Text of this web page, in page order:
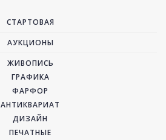
СТАРТОВАЯ
АУКЦИОНЫ
ЖИВОПИСЬ
ГРАФИКА
ФАРФОР
АНТИКВАРИАТ
ДИЗАЙН
ПЕЧАТНЫЕ